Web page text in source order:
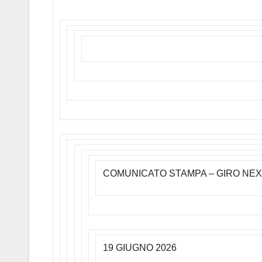
COMUNICATO STAMPA – GIRO
19 GIUGNO 2026